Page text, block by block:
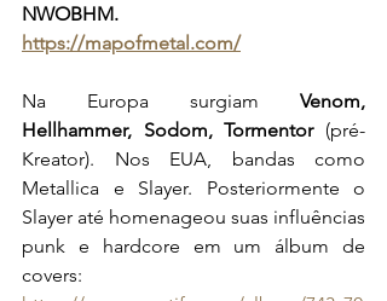
NWOBHM.
https://mapofmetal.com/
Na Europa surgiam Venom,
Hellhammer, Sodom, Tormentor (pré-
Kreator). Nos EUA, bandas como
Metallica e Slayer. Posteriormente o
Slayer até homenageou suas influências
punk e hardcore em um álbum de
covers: